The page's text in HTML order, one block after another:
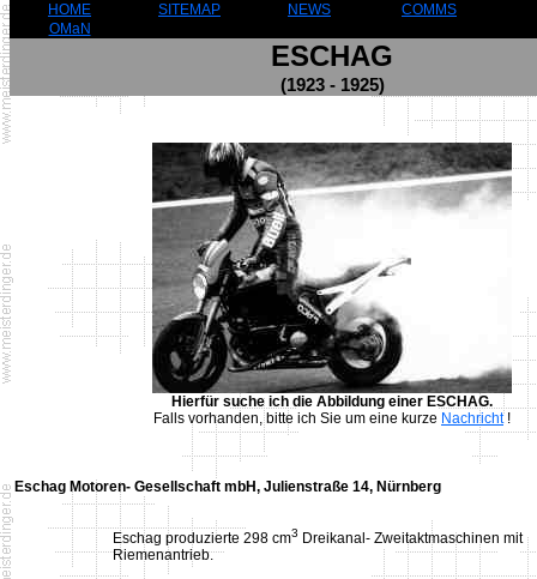
HOME SITEMAP NEWS
COMMS
OMaN
ESCHAG
(1923 - 1925)
Hierfür suche ich die Abbildung einer ESCHAG.
Falls vorhanden, bitte ich Sie um eine kurze Nachricht!
Eschag Motoren- Gesellschaft mbH, Julienstraße 14, Nürnberg
Eschag produzierte 298 cm3 Dreikanal- Zweitaktmaschinen mit
Riemenantrieb.